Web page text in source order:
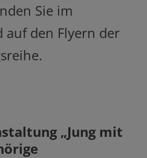
Sie im
auf den Flyern der
„Jung mit